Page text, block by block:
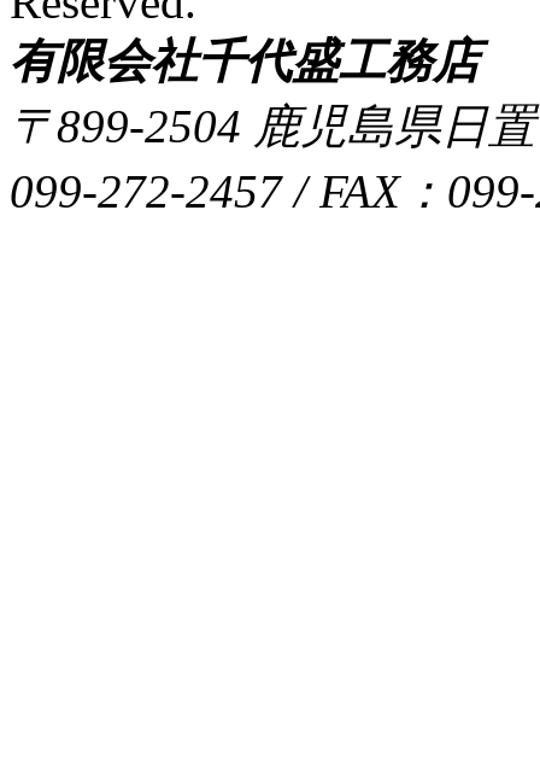
有限会社千代盛工務店
〒899-2504 鹿児島県日
099-272-2457 / FAX：